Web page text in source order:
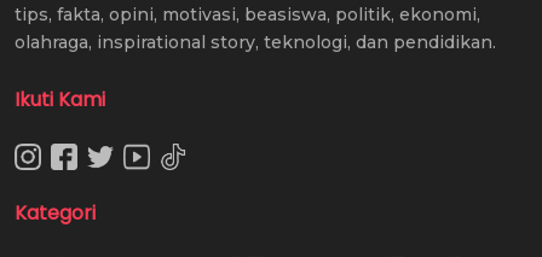
tips, fakta, opini, motivasi, beasiswa, politik, ekonomi,
olahraga, inspirational story, teknologi, dan pendidikan.
Ikuti Kami
Kategori